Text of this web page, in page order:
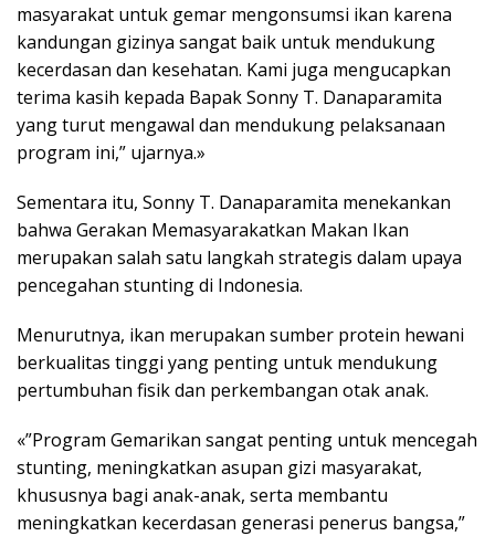
masyarakat untuk gemar mengonsumsi ikan karena
kandungan gizinya sangat baik untuk mendukung
kecerdasan dan kesehatan. Kami juga mengucapkan
terima kasih kepada Bapak Sonny T. Danaparamita
yang turut mengawal dan mendukung pelaksanaan
program ini,” ujarnya.»
Sementara itu, Sonny T. Danaparamita menekankan
bahwa Gerakan Memasyarakatkan Makan Ikan
merupakan salah satu langkah strategis dalam upaya
pencegahan stunting di Indonesia.
Menurutnya, ikan merupakan sumber protein hewani
berkualitas tinggi yang penting untuk mendukung
pertumbuhan fisik dan perkembangan otak anak.
«”Program Gemarikan sangat penting untuk mencegah
stunting, meningkatkan asupan gizi masyarakat,
khususnya bagi anak-anak, serta membantu
meningkatkan kecerdasan generasi penerus bangsa,”